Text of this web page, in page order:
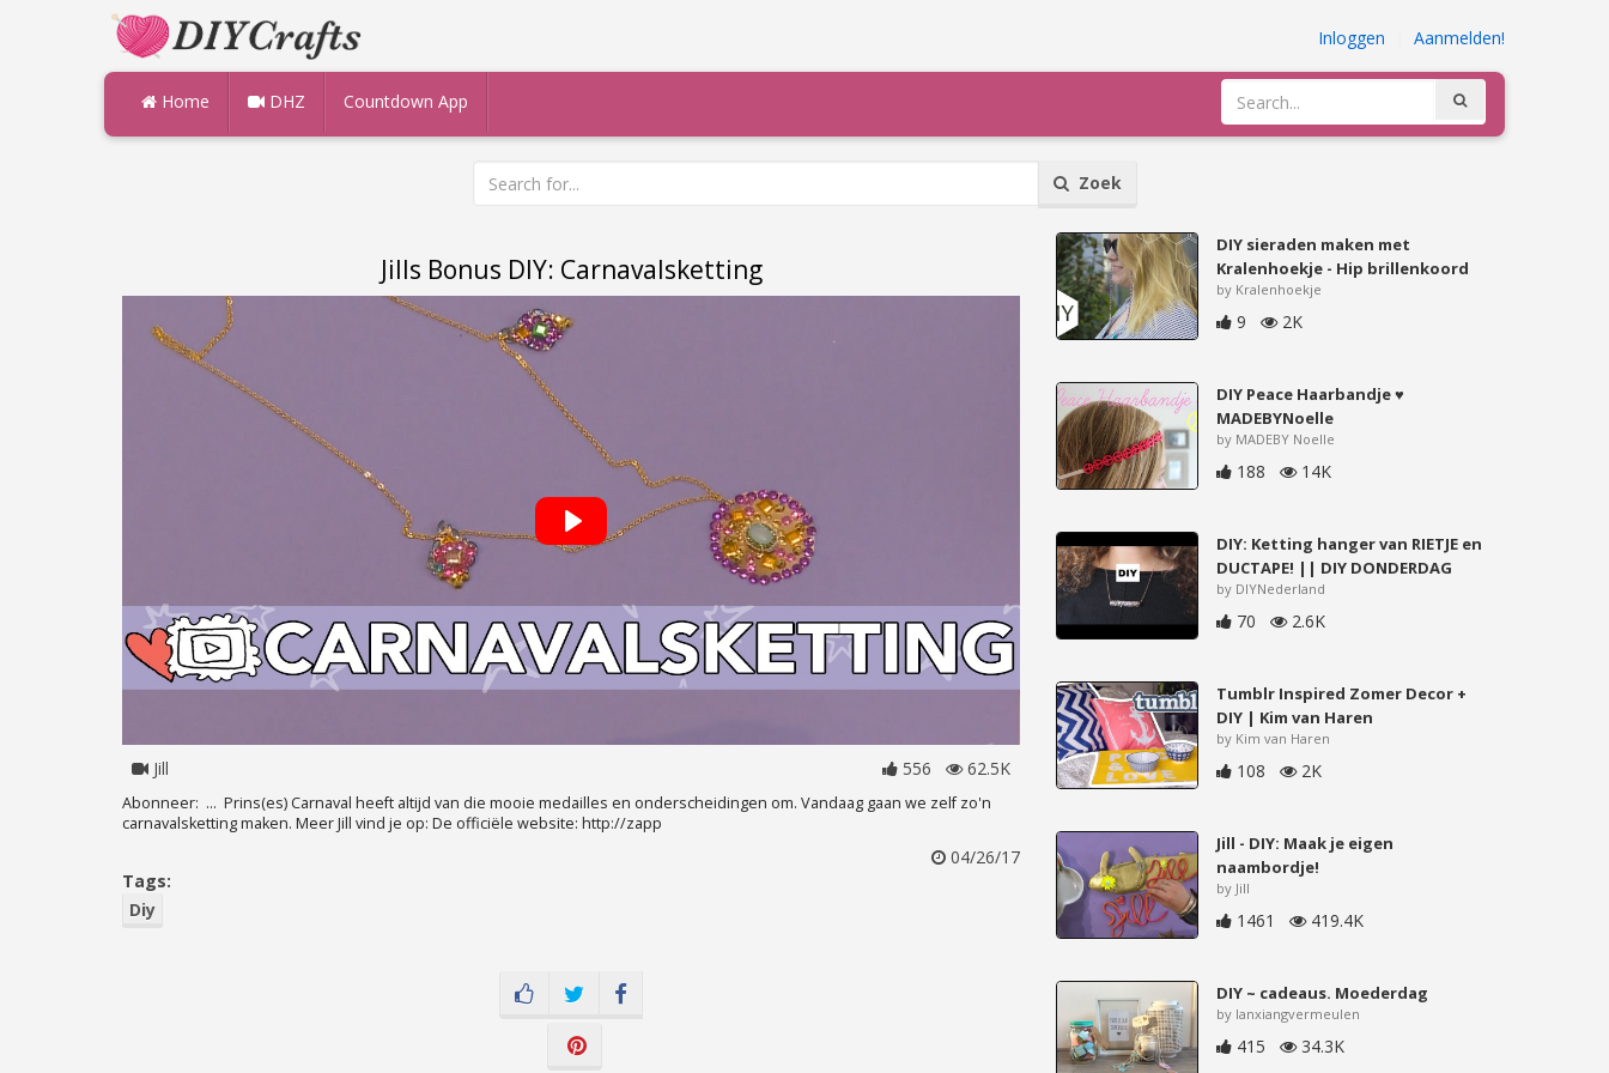
Inloggen Aanmelden!
Home DHZ Countdown App
Zoek
Jills Bonus DIY: Carnavalsketting
Jill 556 62.5K
Abonneer: ... Prins(es) Carnaval heeft altijd van die mooie medailles en onderscheidingen om. Vandaag gaan we zelf zo'n
carnavalsketting maken. Meer Jill vind je op: De officiële website: http://zapp
04/26/17
Tags:
Diy
DIY sieraden maken met
Kralenhoekje - Hip brillenkoord
by Kralenhoekje
9 2K
DIY Peace Haarbandje ♥
MADEBYNoelle
by MADEBY Noelle
188 14K
DIY: Ketting hanger van RIETJE en
DUCTAPE! || DIY DONDERDAG
by DIYNederland
70 2.6K
Tumblr Inspired Zomer Decor +
DIY | Kim van Haren
by Kim van Haren
108 2K
Jill - DIY: Maak je eigen
naambordje!
by Jill
1461 419.4K
DIY ~ cadeaus. Moederdag
by lanxiangvermeulen
415 34.3K